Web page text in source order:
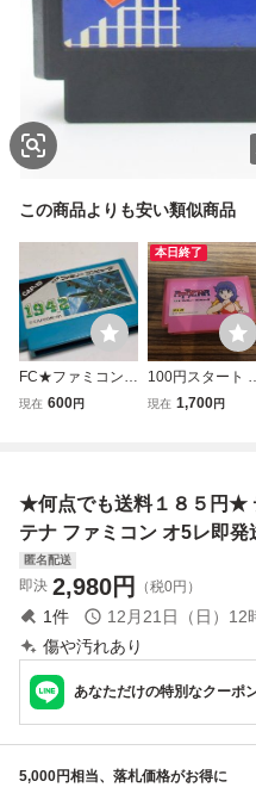
この商品よりも安い類似商品
FC★ファミコン★
1942★カプコン★
現在 600円
本日終了
100円スタート
作確認 アテナ
現在 1,700円
★何点でも送料１８５円★
テナ ファミコン オ5レ即
匿名配送
即決 2,980円 （税0円）
1件 12月21日（日）12
傷や汚れあり
あなただけの特別なクーポ
5,000円相当、落札価格がお得に